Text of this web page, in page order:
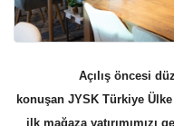
Açılış öncesi
konuşan JYSK Türkiye
ilk mağaza